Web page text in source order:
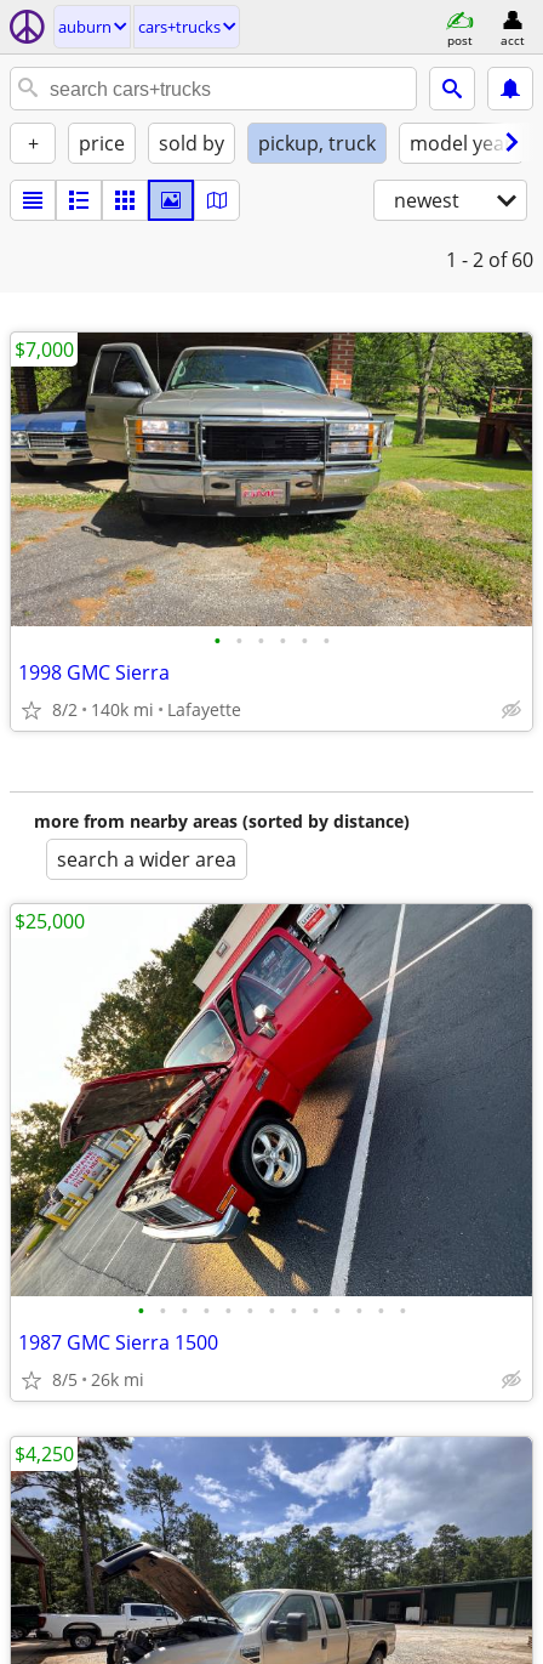
auburn cars+trucks
post acct
+ price sold by pickup, truck model year
newest
1 - 2 of 60
• • • • • •
1998 GMC Sierra
8/2 140k mi Lafayette
$7,000
more from nearby areas (sorted by distance)
search a wider area
• • • • • • • • • • • • •
1987 GMC Sierra 1500
8/5 26k mi
$25,000
$4,250